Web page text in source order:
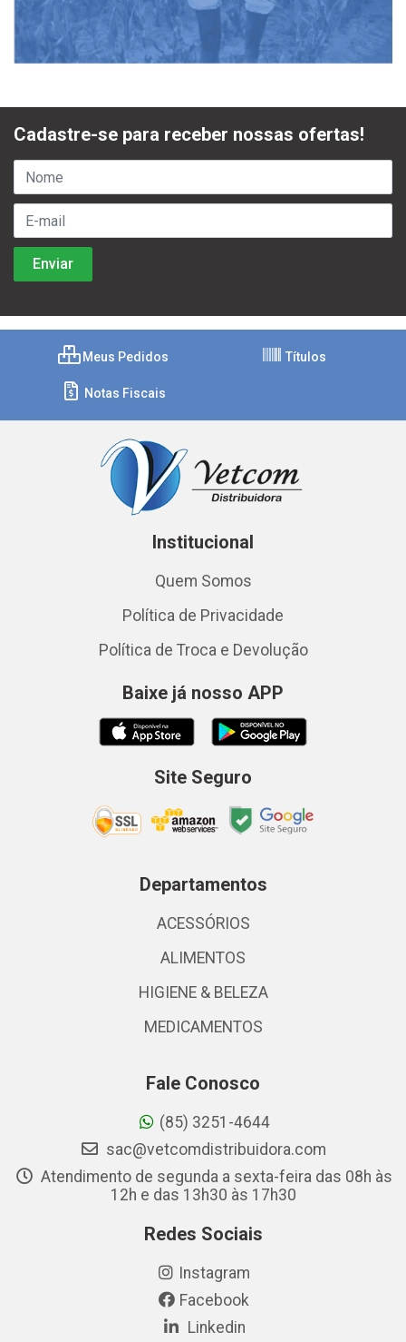
Cadastre-se para receber nossas ofertas!
Meus Pedidos Títulos
Notas Fiscais
Institucional
Quem Somos
Política de Privacidade
Política de Troca e Devolução
Baixe já nosso APP
Site Seguro
Departamentos
ACESSÓRIOS
ALIMENTOS
HIGIENE & BELEZA
MEDICAMENTOS
Fale Conosco
(85) 3251-4644
sac@vetcomdistribuidora.com
Atendimento de segunda a sexta-feira das 08h às
12h e das 13h30 às 17h30
Redes Sociais
Instagram
Facebook
Linkedin